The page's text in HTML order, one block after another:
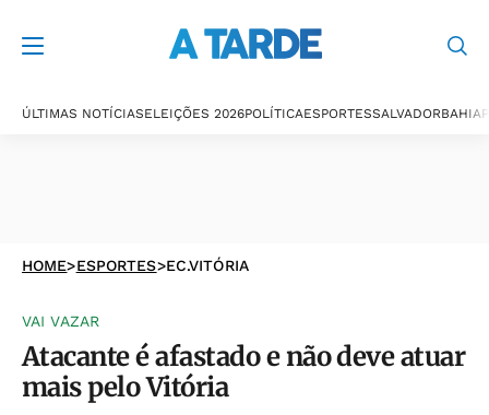
ÚLTIMAS NOTÍCIASELEIÇÕES 2026POLÍTICAESPORTESSALVADORBAHIA
HOME>ESPORTES>EC.VITÓRIA
VAI VAZAR
Atacante é afastado e não deve atuar
mais pelo Vitória